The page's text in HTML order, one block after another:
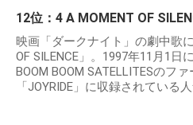
12位：4 A MOMENT OF
映画「ダークナイト」の劇中歌
OF SILENCE」。1997年11月1日
BOOM BOOM SATELLITESのフ
「JOYRIDE」に収録されている